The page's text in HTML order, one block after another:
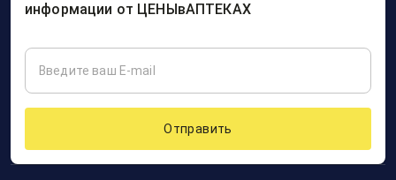
информации от ЦЕНЫвАПТЕКАХ
Отправить